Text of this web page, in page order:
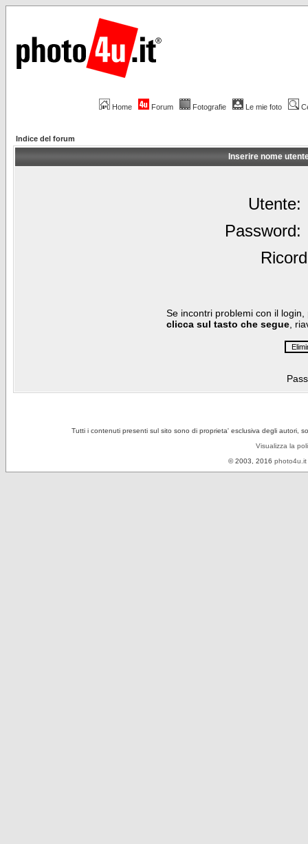
Home Forum Fotografie Le mie foto
Indice del forum
Inserire nome
Utente:
Password:
Se incontri problemi con il
clicca sul tasto che segue ,
Tutti i contenuti presenti sul sito sono di proprieta' esclusiva degli autori,
Visualizza la
© 2003, 2016 photo4u.it